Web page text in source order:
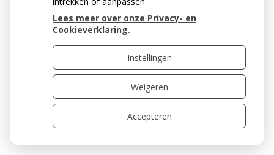
5. Reinig alle tussenruimten waarin een tandenstoker
past (X-figuur).
Lees meer over onze Privacy- en
Cookieverklaring.
Instellingen
Weigeren
Accepteren